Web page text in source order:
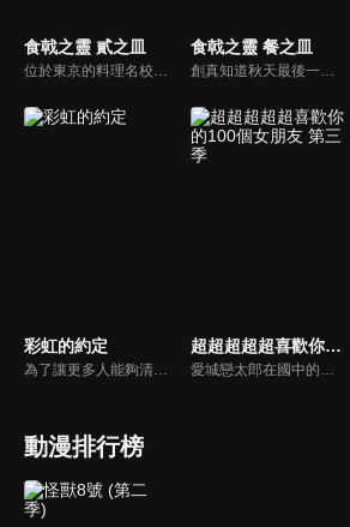
食戟之靈 貳之皿
位於東京的料理名校「遠月學園」，學生們會以料理來作一對一的比試對決，這種對決叫作「食戟」。「秋季選拔」是每年暑假後舉辦，高中一年級生為參賽者進行的廚藝競爭，為遠月學園傳統的美食祭典。經過秋季選拔預賽，進入複賽的創真等人，到底誰會取得秋季選拔的冠軍呢！？
食戟之靈 餐之皿
創真知道秋天最後一個大活動-學園祭""月饗祭""再過不久就要開始了。十傑第八席的久我照紀表示""如果你有任何一道料理可以贏過我，要我接受十戟也可以""，於是創真接受久我的挑戰，決定要參戰月饗祭。 於是創真決定前往久我的根據地-中華研去看看...?
彩虹的約定 超超超超超喜歡你的100個女朋友 第三季
動漫排行榜